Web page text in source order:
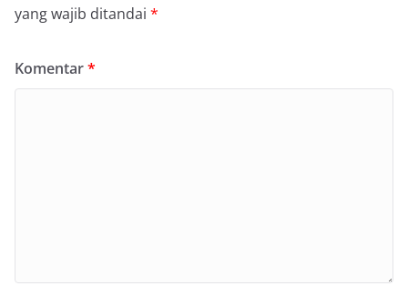
yang wajib ditandai *
Komentar*